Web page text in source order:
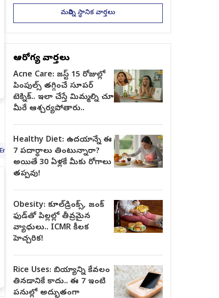
Emergency Services(7) ENT( Endocrinology(
మరిన్ని స్థానిక వార్తలు
ఆరోగ్య వార్తలు
Acne Care: జస్ట్ 15 రోజుల్లో
పింపుల్స్ తగ్గించే సూపర్
టెక్నిక్.. ఇలా చేస్తే మిమ్మల్ని చూసి
మీరే ఆశ్చర్యపోతారు..
Healthy Diet: ఉదయాన్నే ఈ
7 పదార్థాలు తింటున్నారా?
అయితే 30 ఏళ్లకే మీకు రోగాలు
తప్పవు!
Obesity: కూల్‌డ్రింక్స్, జంక్
ఫుడ్‌తో పిల్లల్లో తీవ్రమైన
వ్యాధులు.. ICMR కీలక
హెచ్చరిక!
Rice Uses: బియ్యాన్ని కేవలం
తినడానికే కాదు.. ఈ 7 ఇంటి
పనుల్లో అద్భుతంగా